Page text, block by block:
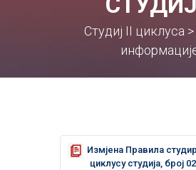
Студиј II циклуса
Измјена Правила
циклусу студија, број